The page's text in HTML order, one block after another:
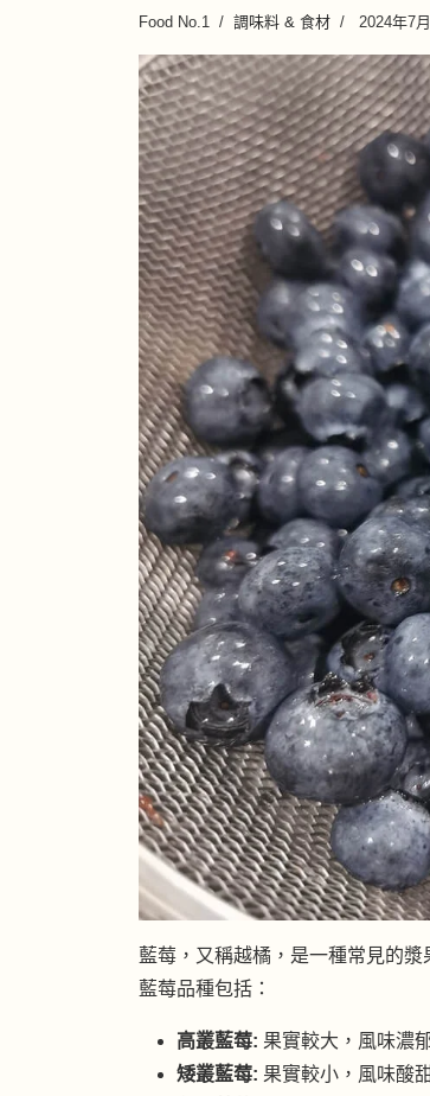
Food No.1 調味料 & 食材 2024年7
藍莓，又稱越橘，是一種常見的
藍莓品種包括：
高叢藍莓: 果實較大，風味濃
矮叢藍莓: 果實較小，風味酸